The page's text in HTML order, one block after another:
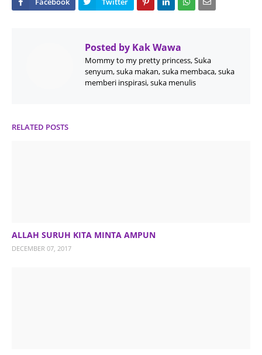
Posted by Kak Wawa
Mommy to my pretty princess, Suka
senyum, suka makan, suka membaca, suka
memberi inspirasi, suka menulis
RELATED POSTS
ALLAH SURUH KITA MINTA AMPUN
DECEMBER 07, 2017